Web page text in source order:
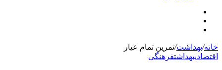
خانه/بهداشت/تمرین تمام عیار
اقتصادیبهداشتفرهنگی